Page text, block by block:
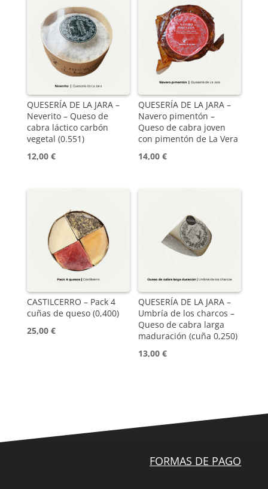
QUESERÍA DE LA JARA –
Neverito – Queso de
cabra láctico carbón
vegetal (0.551)
12,00 €
QUESERÍA DE LA JARA –
Navero pimentón –
Queso de cabra joven
con pimentón de La Vera
14,00€
CASTILCERRO – Pack 4
cuñas de queso (0,400)
25,00 €
QUESERÍA DE LA JARA –
Umbría de los charcos –
Queso de cabra larga
maduración (cuña 0,250)
13,00€
FORMAS DE PAGO